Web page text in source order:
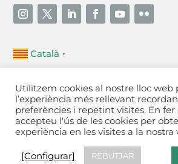
Català ▼
Unió Empresarial de l’Anoia (UEA)
Ctra. de Manresa, 131, 08700 – Igualada
Tel 93 805 22 92
Contactar
de
Utilitzem cookies al nostre lloc web
l’experiència més rellevant
preferències i repetint visites. En fer
accepteu l'ús de les cookies per
experiència en les visites a la nostra
[Configurar] REBUTJAR